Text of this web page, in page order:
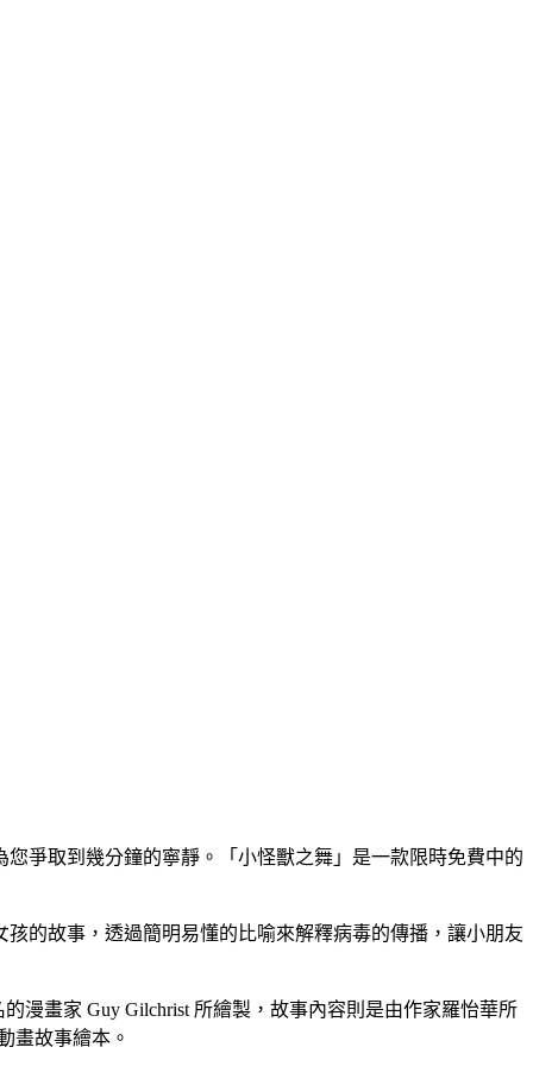
爭取到幾分鐘的寧靜。「小怪獸之舞」是一款限時免費中的
的故事，透過簡明易懂的比喻來解釋病毒的傳播，讓小朋友
漫畫家 Guy Gilchrist 所繪製，故事內容則是由作家羅怡華所
畫故事繪本。